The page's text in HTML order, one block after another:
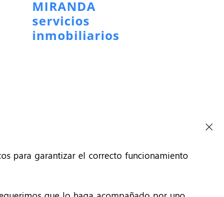
para garantizar el correcto funcionamiento
MIRANDA
servicios
inmobiliarios